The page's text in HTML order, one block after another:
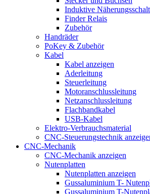
Induktive
Finder Relais
Zubehör
Handräder
PoKey & Zubehör
Kabel
Kabel anzeigen
Aderleitung
Steuerleitung
Motoranschlussleitung
Netzanschlussleitung
Flachbandkabel
USB-Kabel
Elektro-Verbrauchsmaterial
CNC-Steuerungstechnik
CNC-Mechanik
CNC-Mechanik anzeigen
Nutenplatten
Nutenplatten anzeigen
Gussaluminium T-
Gussaluminium T-